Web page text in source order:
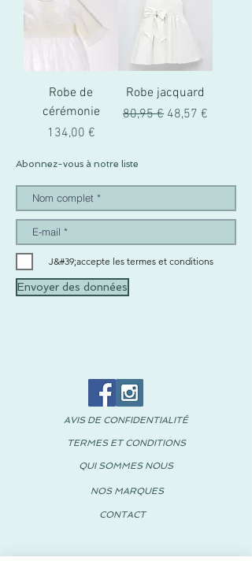
Robe de
cérémonie
Prix
134,00 €
Robe jacquard
Prix original
80,95 € Prix
48,57 €
Abonnez-vous à notre liste
J&#39;accepte les termes et conditions
Envoyer des données
AVIS DE CONFIDENTIALITÉ
TERMES ET CONDITIONS
QUI SOMMES NOUS
NOS MARQUES
CONTACT